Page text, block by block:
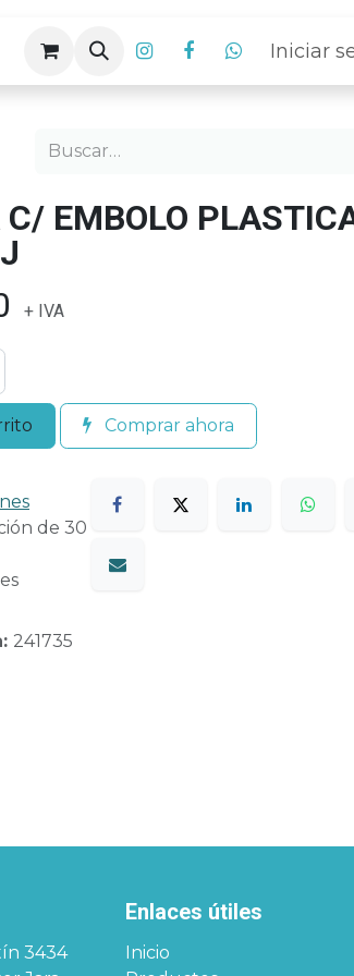
Iniciar
C/ EMBOLO
+ IVA
Comprar ahora
de 30
241735
Enlaces útiles
Inicio
3434